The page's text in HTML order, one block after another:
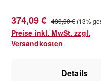
erhöht. Der Top-Flansch
flach mit einer leichten
Andichten und mit
Wasser schnell zum
Verkaufspreis:
374,09 € Regulärer Preis:
430,00 € (13%
Preise inkl. MwSt. zzgl.
Versandkosten
Details